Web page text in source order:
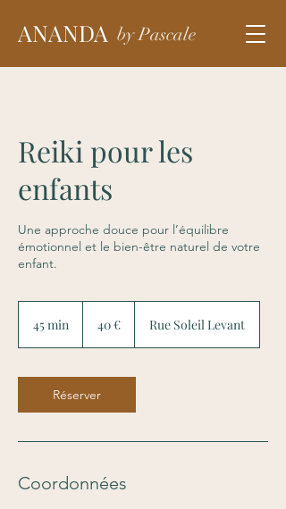
ANANDA by Pascale
Reiki pour les
enfants
Une approche douce pour l’équilibre
émotionnel et le bien-être naturel de votre
enfant.
45 min
i
n
40 € Rue Soleil Levant
Réserver
Coordonnées